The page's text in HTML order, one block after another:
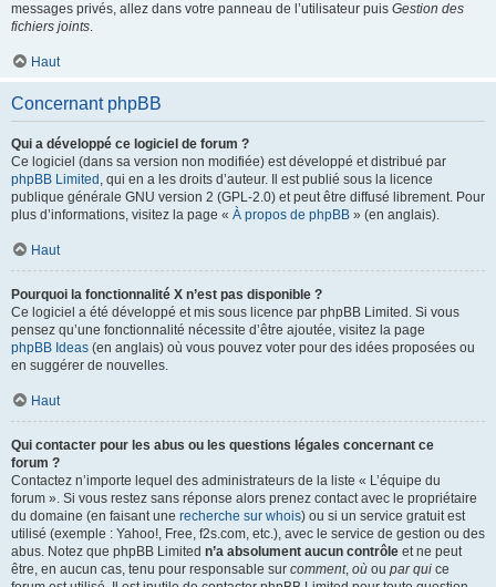
messages privés, allez dans votre panneau de l’utilisateur puis Gestion des
fichiers joints.
Haut
Concernant phpBB
Qui a développé ce logiciel de forum ?
Ce logiciel (dans sa version non modifiée) est développé et distribué par
phpBB Limited , qui en a les droits d’auteur. Il est publié sous la licence
publique générale GNU version 2 (GPL-2.0) et peut être diffusé librement. Pour
plus d’informations, visitez la page « À propos de phpBB » (en anglais).
Haut
Pourquoi la fonctionnalité X n’est pas disponible ?
Ce logiciel a été développé et mis sous licence par phpBB Limited. Si vous
pensez qu’une fonctionnalité nécessite d’être ajoutée, visitez la page
phpBB Ideas (en anglais) où vous pouvez voter pour des idées proposées ou
en suggérer de nouvelles.
Haut
Qui contacter pour les abus ou les questions légales concernant ce
forum ?
Contactez n’importe lequel des administrateurs de la liste « L’équipe du
forum ». Si vous restez sans réponse alors prenez contact avec le propriétaire
du domaine (en faisant une recherche sur whois) ou si un service gratuit est
utilisé (exemple : Yahoo!, Free, f2s.com, etc.), avec le service de gestion ou des
abus. Notez que phpBB Limited n’a absolument aucun contrôle et ne peut
être, en aucun cas, tenu pour responsable sur comment, où ou par qui ce